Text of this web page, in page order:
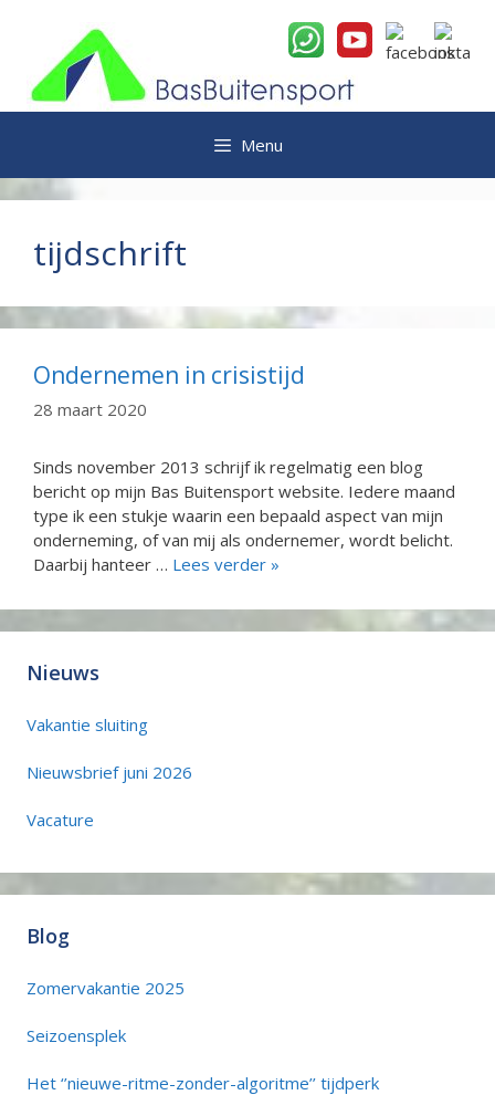
inhoud
Menu
tijdschrift
Ondernemen in crisistijd
28 maart 2020
Sinds november 2013 schrijf ik regelmatig een blog
bericht op mijn Bas Buitensport website. Iedere maand
type ik een stukje waarin een bepaald aspect van mijn
onderneming, of van mij als ondernemer, wordt belicht.
Daarbij hanteer … Lees verder »
Nieuws
Vakantie sluiting
Nieuwsbrief juni 2026
Vacature
Blog
Zomervakantie 2025
Seizoensplek
Het ‘’nieuwe-ritme-zonder-algoritme’’ tijdperk